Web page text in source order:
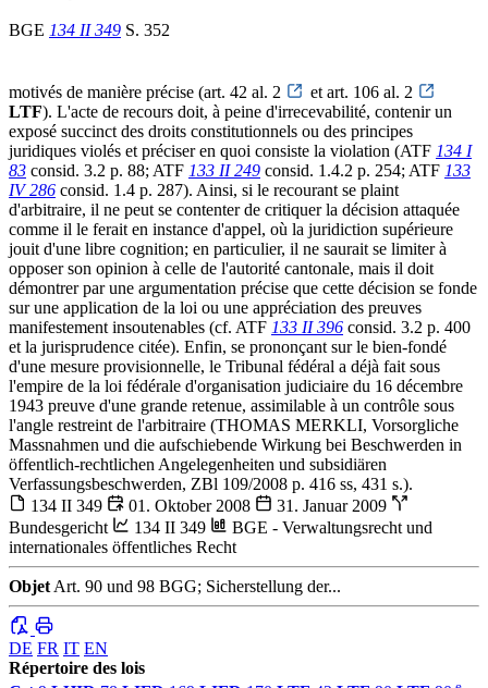
BGE 134 II 349 S. 352
motivés de manière précise (art. 42 al. 2
et art. 106 al. 2
LTF). L'acte de recours doit, à peine d'irrecevabilité, contenir un
exposé succinct des droits constitutionnels ou des principes
juridiques violés et préciser en quoi consiste la violation (ATF 134 I
83 consid. 3.2 p. 88; ATF 133 II 249 consid. 1.4.2 p. 254; ATF 133
IV 286 consid. 1.4 p. 287). Ainsi, si le recourant se plaint
d'arbitraire, il ne peut se contenter de critiquer la décision attaquée
comme il le ferait en instance d'appel, où la juridiction supérieure
jouit d'une libre cognition; en particulier, il ne saurait se limiter à
opposer son opinion à celle de l'autorité cantonale, mais il doit
démontrer par une argumentation précise que cette décision se fonde
sur une application de la loi ou une appréciation des preuves
manifestement insoutenables (cf. ATF 133 II 396 consid. 3.2 p. 400
et la jurisprudence citée). Enfin, se prononçant sur le bien-fondé
d'une mesure provisionnelle, le Tribunal fédéral a déjà fait sous
l'empire de la loi fédérale d'organisation judiciaire du 16 décembre
1943 preuve d'une grande retenue, assimilable à un contrôle sous
l'angle restreint de l'arbitraire (THOMAS MERKLI, Vorsorgliche
Massnahmen und die aufschiebende Wirkung bei Beschwerden in
öffentlich-rechtlichen Angelegenheiten und subsidiären
Verfassungsbeschwerden, ZBl 109/2008 p. 416 ss, 431 s.).
134 II 349
01. Oktober 2008
31. Januar 2009
Bundesgericht
134 II 349
BGE - Verwaltungsrecht und
internationales öffentliches Recht
Objet Art. 90 und 98 BGG; Sicherstellung der...
DE FR IT EN
Répertoire des lois